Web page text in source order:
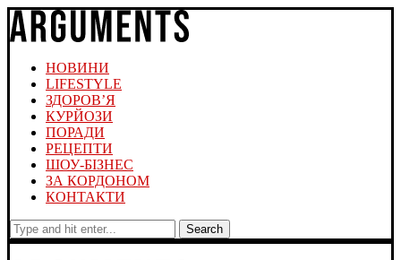
НОВИНИ
LIFESTYLE
ЗДОРОВ’Я
КУРЙОЗИ
ПОРАДИ
РЕЦЕПТИ
ШОУ-БІЗНЕС
ЗА КОРДОНОМ
КОНТАКТИ
Search